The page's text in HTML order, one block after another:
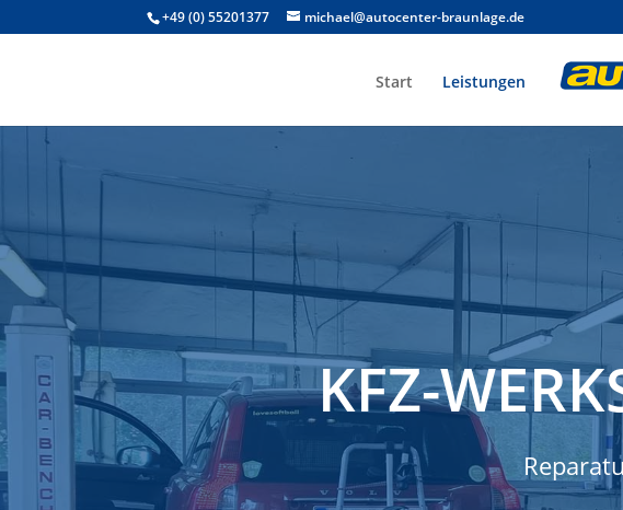
+49 (0) 55201377 michael@autocenter-braunlage.de
Start Leistungen
KFZ-